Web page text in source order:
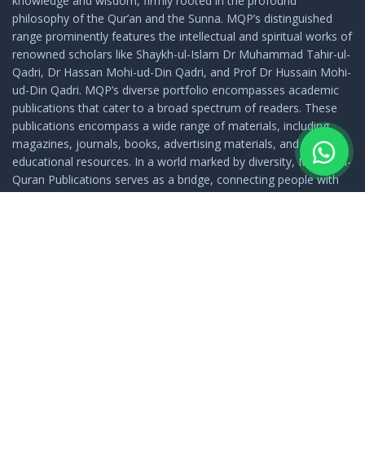
philosophy of the Qur’an and the Sunna. MQP’s distinguished
range prominently features the intellectual and spiritual works of
renowned scholars like Shaykh-ul-Islam Dr Muhammad Tahir-ul-
Qadri, Dr Hassan Mohi-ud-Din Qadri, and Prof Dr Hussain Mohi-
ud-Din Qadri. MQP’s diverse portfolio encompasses academic
publications that cater to a broad spectrum of readers. These
publications encompass a wide range of materials, including
magazines, journals, books, advertising materials, and
educational resources. In a world marked by diversity, Minhaj-ul-
Quran Publications serves as a bridge, connecting people with
the rich tapestry of Islamic thought and spirituality.